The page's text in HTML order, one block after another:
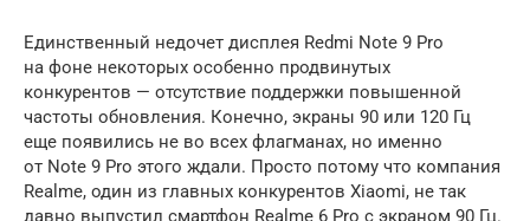
Единственный недочет дисплея Redmi Note 9 Pro
на фоне некоторых особенно продвинутых
конкурентов — отсутствие поддержки повышенной
частоты обновления. Конечно, экраны 90 или 120 Гц
еще появились не во всех флагманах, но именно
от Note 9 Pro этого ждали. Просто потому что компания
Realme, один из главных конкурентов Xiaomi, не так
давно выпустил смартфон Realme 6 Pro с экраном 90 Гц.